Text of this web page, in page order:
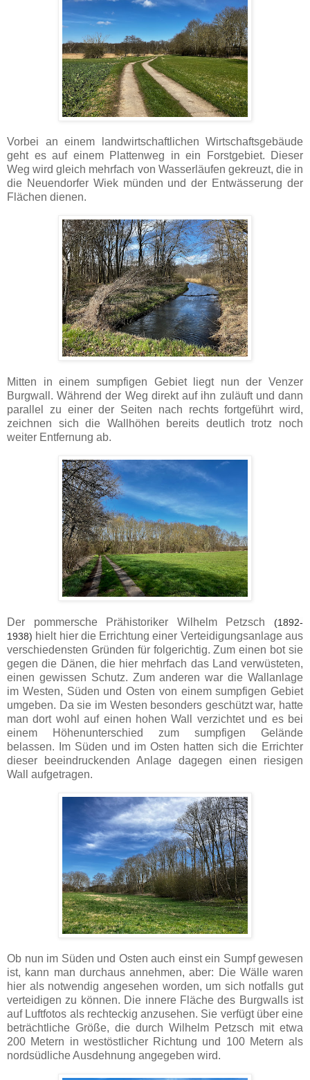
Vorbei an einem landwirtschaftlichen Wirtschaftsgebäude
geht es auf einem Plattenweg in ein Forstgebiet. Dieser
Weg wird gleich mehrfach von Wasserläufen gekreuzt, die in
die Neuendorfer Wiek münden und der Entwässerung der
Flächen dienen.
Mitten in einem sumpfigen Gebiet liegt nun der Venzer
Burgwall. Während der Weg direkt auf ihn zuläuft und dann
parallel zu einer der Seiten nach rechts fortgeführt wird,
zeichnen sich die Wallhöhen bereits deutlich trotz noch
weiter Entfernung ab.
Der pommersche Prähistoriker Wilhelm Petzsch (1892-
1938) hielt hier die Errichtung einer Verteidigungsanlage aus
verschiedensten Gründen für folgerichtig. Zum einen bot sie
gegen die Dänen, die hier mehrfach das Land verwüsteten,
einen gewissen Schutz. Zum anderen war die Wallanlage
im Westen, Süden und Osten von einem sumpfigen Gebiet
umgeben. Da sie im Westen besonders geschützt war, hatte
man dort wohl auf einen hohen Wall verzichtet und es bei
einem Höhenunterschied zum sumpfigen Gelände
belassen. Im Süden und im Osten hatten sich die Errichter
dieser beeindruckenden Anlage dagegen einen riesigen
Wall aufgetragen.
Ob nun im Süden und Osten auch einst ein Sumpf gewesen
ist, kann man durchaus annehmen, aber: Die Wälle waren
hier als notwendig angesehen worden, um sich notfalls gut
verteidigen zu können. Die innere Fläche des Burgwalls ist
auf Luftfotos als rechteckig anzusehen. Sie verfügt über eine
beträchtliche Größe, die durch Wilhelm Petzsch mit etwa
200 Metern in westöstlicher Richtung und 100 Metern als
nordsüdliche Ausdehnung angegeben wird.